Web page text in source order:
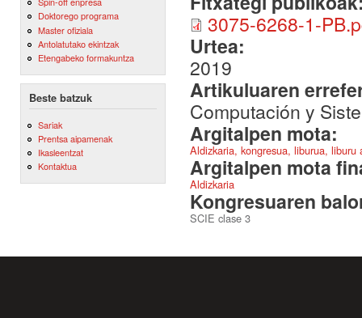
Doktorego programa
Master ofiziala
Antolatutako ekintzak
Etengabeko formakuntza
Beste batzuk
Sariak
Prentsa aipamenak
Ikasleentzat
Kontaktua
3075-6268-1-
Urtea:
2019
Artikuluaren
Computación y
Argitalpen mota:
Aldizkaria, kongresua, liburua,
Argitalpen mota
Aldizkaria
Kongresuaren
SCIE clase 3